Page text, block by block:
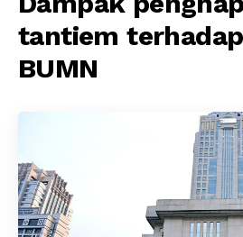
tantiem
BUMN